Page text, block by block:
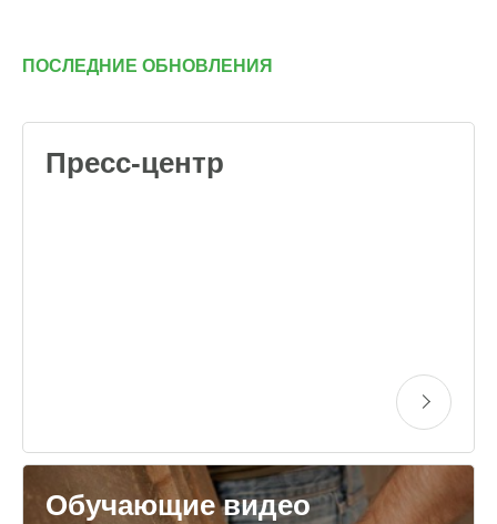
ПОСЛЕДНИЕ ОБНОВЛЕНИЯ
Пресс-центр
Обучающие видео